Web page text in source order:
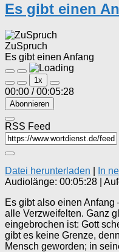
Es gibt einen
ZuSpruch
Es gibt einen Anfang
Play
Episode
Pause
Episode
1x
00:00 / 00:05:28
Abonnieren
RSS Feed
Datei herunterladen In
Audiolänge: 00:05:28
Es gibt also einen Anfang
alle Verzweifelten. Ganz
eingebrochen ist: Gott
gibt es keine Grenze,
Mensch geworden; in